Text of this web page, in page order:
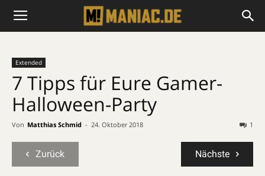
Extended
7 Tipps für Eure Gamer-
Halloween-Party
Von Matthias Schmid - 24. Oktober 2018 1
Zurück Nächste